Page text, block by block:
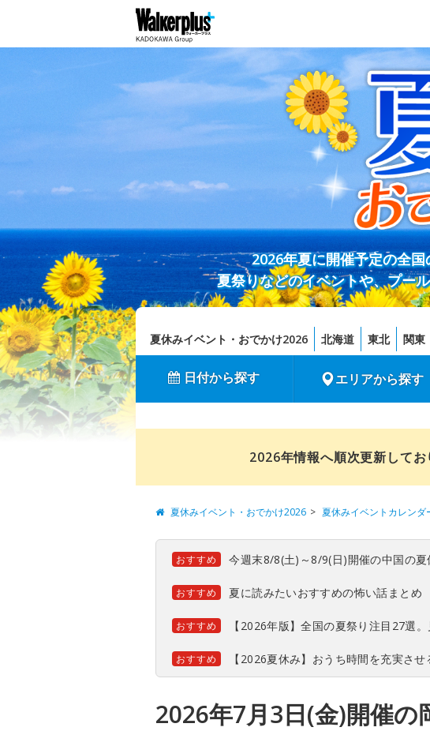
2026年夏に開催予定の全
夏祭りなどのイベントや、プー
夏休みイベント・おでかけ2026 北海道 東北 関東
日付から探す エリアから探す
2026年情報へ順次更新して
夏休みイベント・おでかけ2026 夏休みイベントカレンダ
おすすめ 今週末8/8(土)～8/9(日)開催の中国の
おすすめ 夏に読みたいおすすめの怖い話まとめ
おすすめ 【2026年版】全国の夏祭り注目27選
おすすめ 【2026夏休み】おうち時間を充実さ
2026年7月3日(金)開催